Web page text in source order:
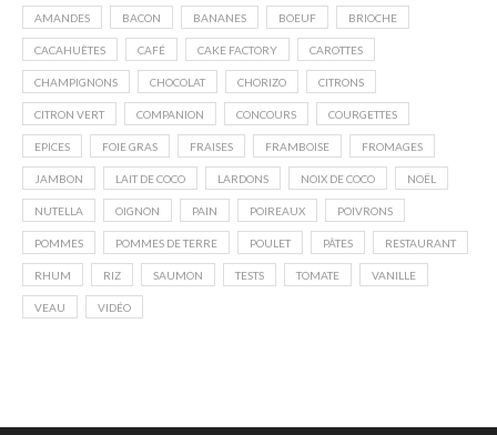
AMANDES BACON BANANES BOEUF BRIOCHE
CACAHUÈTES CAFÉ CAKE FACTORY CAROTTES
CHAMPIGNONS CHOCOLAT CHORIZO CITRONS
CITRON VERT COMPANION CONCOURS COURGETTES
EPICES FOIE GRAS FRAISES FRAMBOISE FROMAGES
JAMBON LAIT DE COCO LARDONS NOIX DE COCO NOËL
NUTELLA OIGNON PAIN POIREAUX POIVRONS
POMMES POMMES DE TERRE POULET PÂTES RESTAURANT
RHUM RIZ SAUMON TESTS TOMATE VANILLE
VEAU VIDÉO